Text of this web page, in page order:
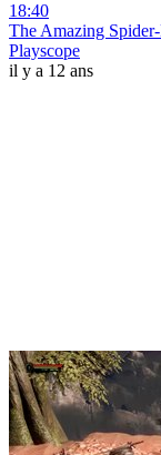
18:40
The Amazing
Playscope
il y a 12 ans